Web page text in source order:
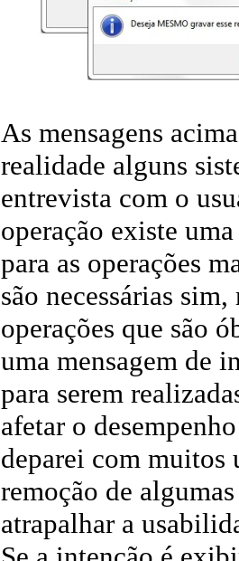
As mensagens
realidade alguns
entrevista com o
operação existe
para as operações
são necessárias
operações que são
uma mensagem de
para serem
afetar o
deparei com muitos
remoção de
atrapalhar a